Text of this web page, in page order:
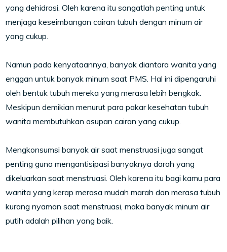
yang dehidrasi. Oleh karena itu sangatlah penting untuk
menjaga keseimbangan cairan tubuh dengan minum air
yang cukup.
Namun pada kenyataannya, banyak diantara wanita yang
enggan untuk banyak minum saat PMS. Hal ini dipengaruhi
oleh bentuk tubuh mereka yang merasa lebih bengkak.
Meskipun demikian menurut para pakar kesehatan tubuh
wanita membutuhkan asupan cairan yang cukup.
Mengkonsumsi banyak air saat menstruasi juga sangat
penting guna mengantisipasi banyaknya darah yang
dikeluarkan saat menstruasi. Oleh karena itu bagi kamu para
wanita yang kerap merasa mudah marah dan merasa tubuh
kurang nyaman saat menstruasi, maka banyak minum air
putih adalah pilihan yang baik.